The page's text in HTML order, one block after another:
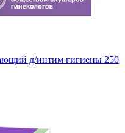
д/интим гигиены 250